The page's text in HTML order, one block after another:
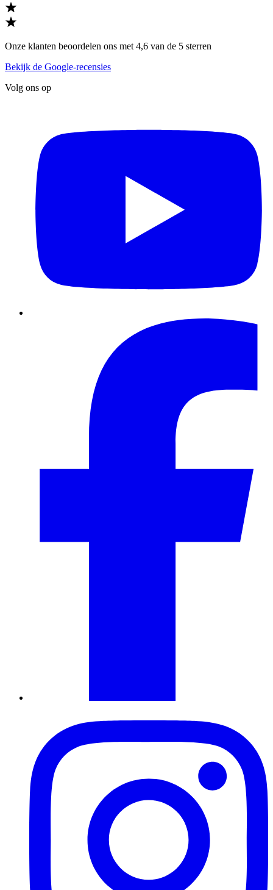
Onze klanten beoordelen ons met 4,6 van de 5 sterren
Bekijk de Google-recensies
Volg ons op